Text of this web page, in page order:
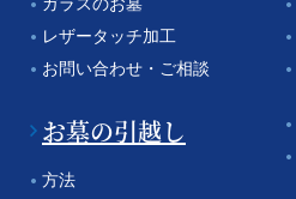
レザータッチ加工
お問い合わせ・ご相談
お墓の引越し
方法